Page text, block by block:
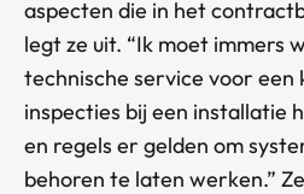
aspecten die in het
legt ze uit. “Ik moet immers
technische service voor een
inspecties bij een installatie
en regels er gelden om
behoren te laten werken.”